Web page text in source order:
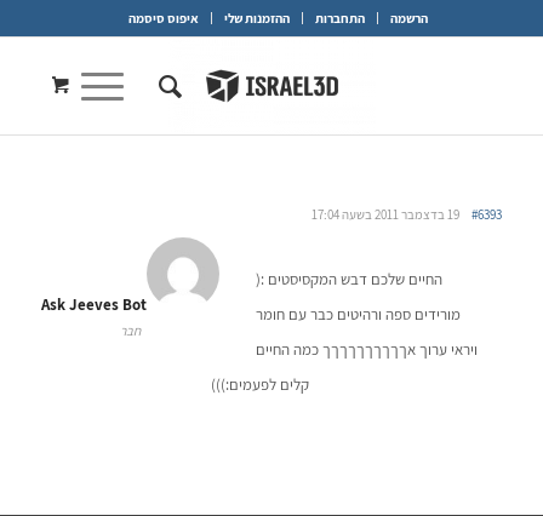
הרשמה התחברות ההזמנות שלי איפוס סיסמה
19 בדצמבר 2011 בשעה 17:04 #6393
Ask Jeeves Bot
חבר
החיים שלכם דבש המקסיסטים :(
מורידים ספה ורהיטים כבר עם חומר
ויראי ערוך אךךךךךךךךךך כמה החיים
קלים לפעמים:)))